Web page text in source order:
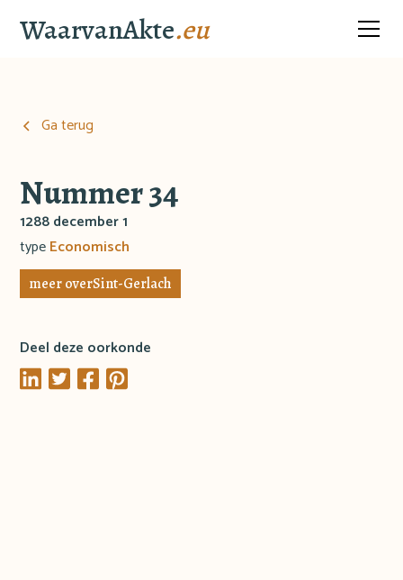
WaarvanAkte.eu
Ga terug
Nummer 34
1288 december 1
typeEconomisch
meer overSint-Gerlach
Deel deze oorkonde